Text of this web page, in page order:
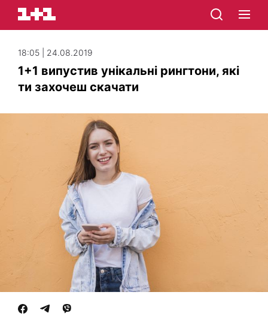
18:05 | 24.08.2019
1+1 випустив унікальні рингтони, які
ти захочеш скачати